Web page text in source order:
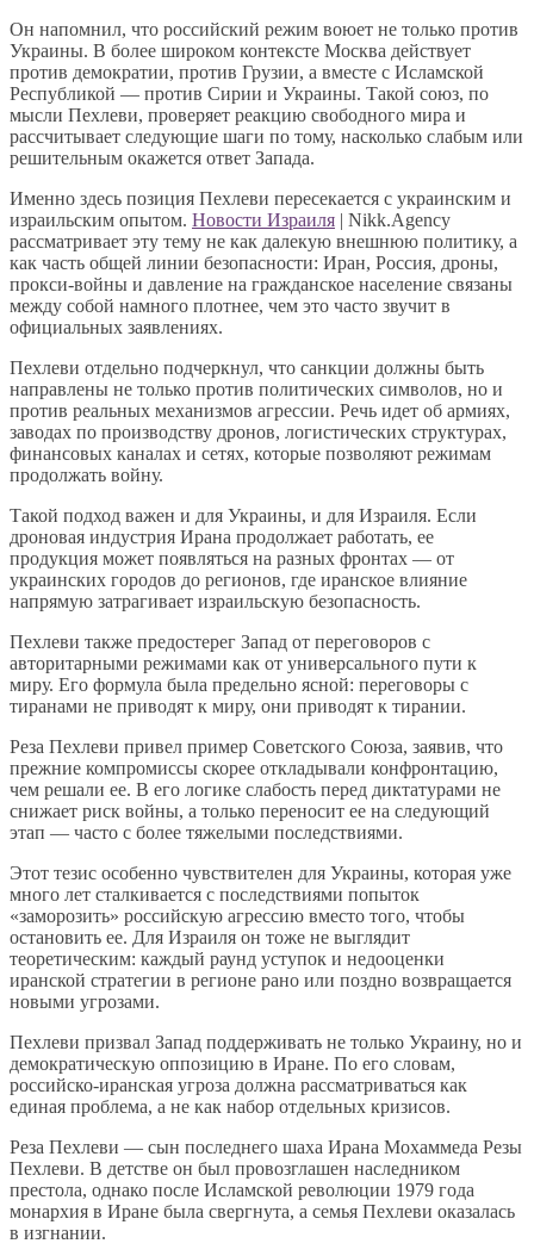
Он напомнил, что российский режим воюет не только против
Украины. В более широком контексте Москва действует
против демократии, против Грузии, а вместе с Исламской
Республикой — против Сирии и Украины. Такой союз, по
мысли Пехлеви, проверяет реакцию свободного мира и
рассчитывает следующие шаги по тому, насколько слабым или
решительным окажется ответ Запада.
Именно здесь позиция Пехлеви пересекается с украинским и
израильским опытом. Новости Израиля | Nikk.Agency
рассматривает эту тему не как далекую внешнюю политику, а
как часть общей линии безопасности: Иран, Россия, дроны,
прокси-войны и давление на гражданское население связаны
между собой намного плотнее, чем это часто звучит в
официальных заявлениях.
Пехлеви отдельно подчеркнул, что санкции должны быть
направлены не только против политических символов, но и
против реальных механизмов агрессии. Речь идет об армиях,
заводах по производству дронов, логистических структурах,
финансовых каналах и сетях, которые позволяют режимам
продолжать войну.
Такой подход важен и для Украины, и для Израиля. Если
дроновая индустрия Ирана продолжает работать, ее
продукция может появляться на разных фронтах — от
украинских городов до регионов, где иранское влияние
напрямую затрагивает израильскую безопасность.
Пехлеви также предостерег Запад от переговоров с
авторитарными режимами как от универсального пути к
миру. Его формула была предельно ясной: переговоры с
тиранами не приводят к миру, они приводят к тирании.
Реза Пехлеви привел пример Советского Союза, заявив, что
прежние компромиссы скорее откладывали конфронтацию,
чем решали ее. В его логике слабость перед диктатурами не
снижает риск войны, а только переносит ее на следующий
этап — часто с более тяжелыми последствиями.
Этот тезис особенно чувствителен для Украины, которая уже
много лет сталкивается с последствиями попыток
«заморозить» российскую агрессию вместо того, чтобы
остановить ее. Для Израиля он тоже не выглядит
теоретическим: каждый раунд уступок и недооценки
иранской стратегии в регионе рано или поздно возвращается
новыми угрозами.
Пехлеви призвал Запад поддерживать не только Украину, но и
демократическую оппозицию в Иране. По его словам,
российско-иранская угроза должна рассматриваться как
единая проблема, а не как набор отдельных кризисов.
Реза Пехлеви — сын последнего шаха Ирана Мохаммеда Резы
Пехлеви. В детстве он был провозглашен наследником
престола, однако после Исламской революции 1979 года
монархия в Иране была свергнута, а семья Пехлеви оказалась
в изгнании.